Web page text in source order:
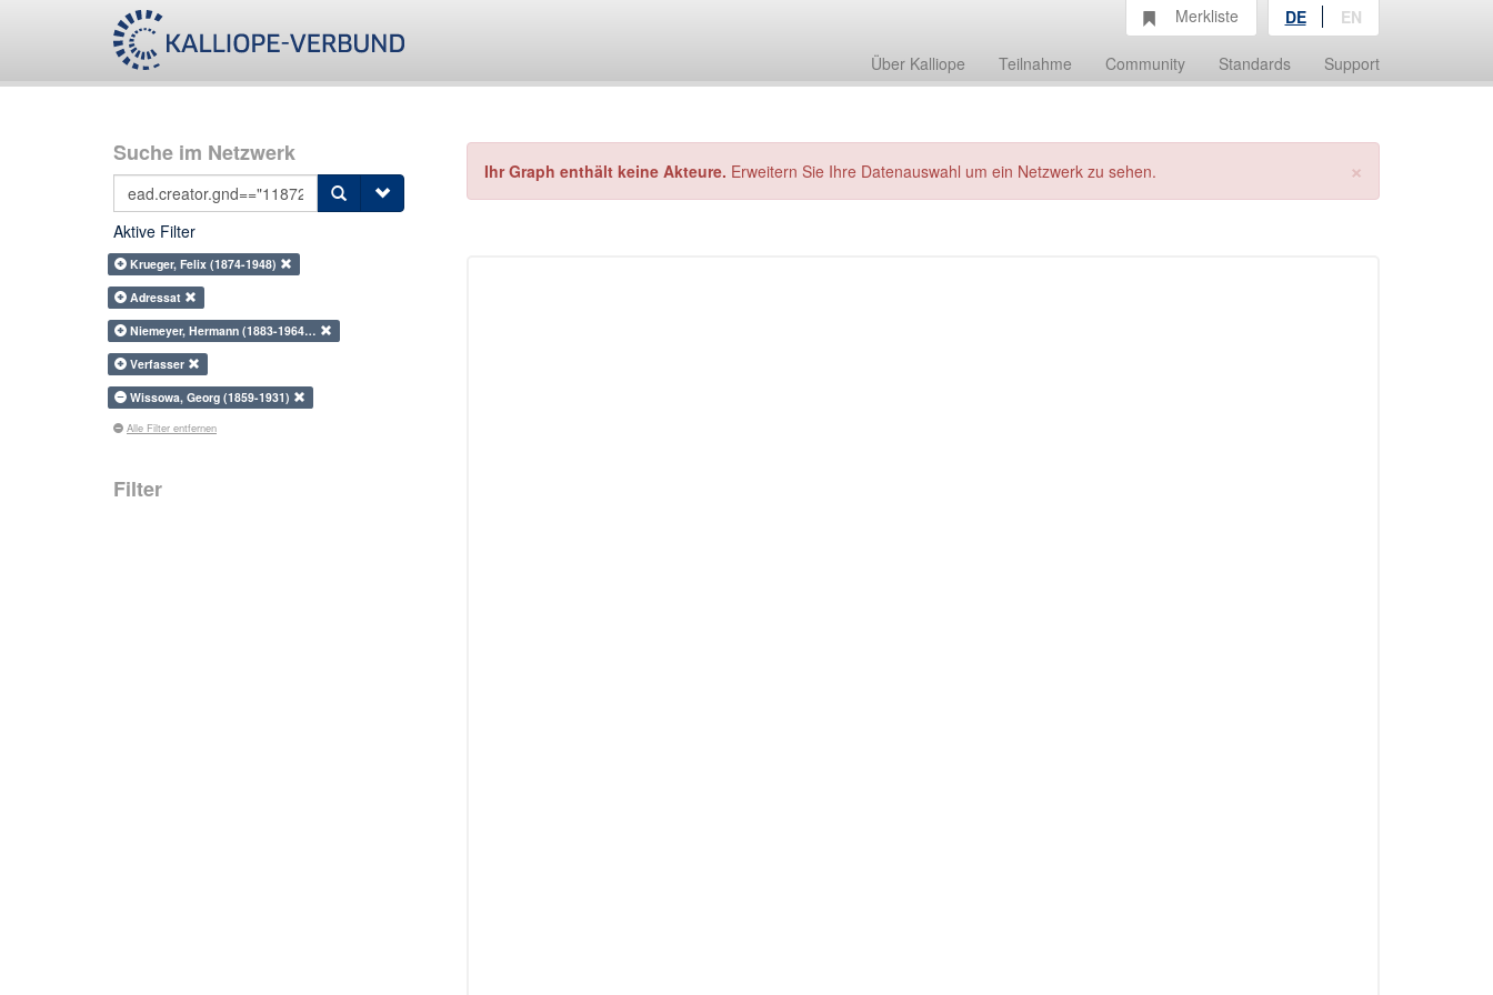
Über Kalliope Teilnahme Community Standards Support
Merkliste DE EN
Suche im Netzwerk
Aktive Filter
Krueger, Felix (1874-1948)
Adressat
Niemeyer, Hermann (1883-1964…
Verfasser
Wissowa, Georg (1859-1931)
Alle Filter entfernen
Filter
×
Ihr Graph enthält keine Akteure. Erweitern Sie Ihre Datenauswahl um ein Netzwerk zu sehen.